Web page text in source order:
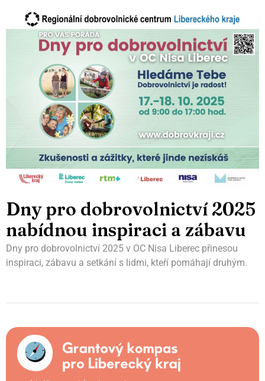
Dny pro dobrovolnictví 2025
nabídnou inspiraci a zábavu
Dny pro dobrovolnictví 2025 v OC Nisa Liberec přinesou
inspiraci, zábavu a setkání s lidmi, kteří pomáhají druhým.